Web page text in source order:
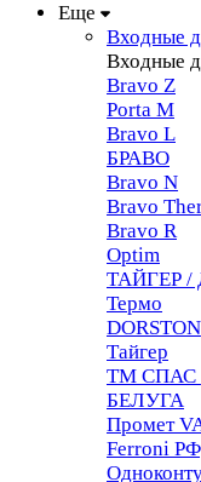
Еще
Входные
Входные
Bravo Z
Porta М
Bravo L
БРАВО
Bravo N
Bravo
Bravo R
Optim
ТАЙГЕР
Термо
DORSTON
Тайгер
ТМ СПАС
БЕЛУГА
Промет
Ferroni